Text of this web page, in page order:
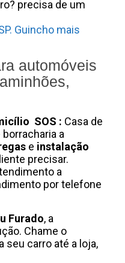
precisa de um
Guincho mais
automóveis
SOS : Casa de
a
e instalação
precisar.
a
por telefone
Furado, a
Chame o
seu carro até a loja,